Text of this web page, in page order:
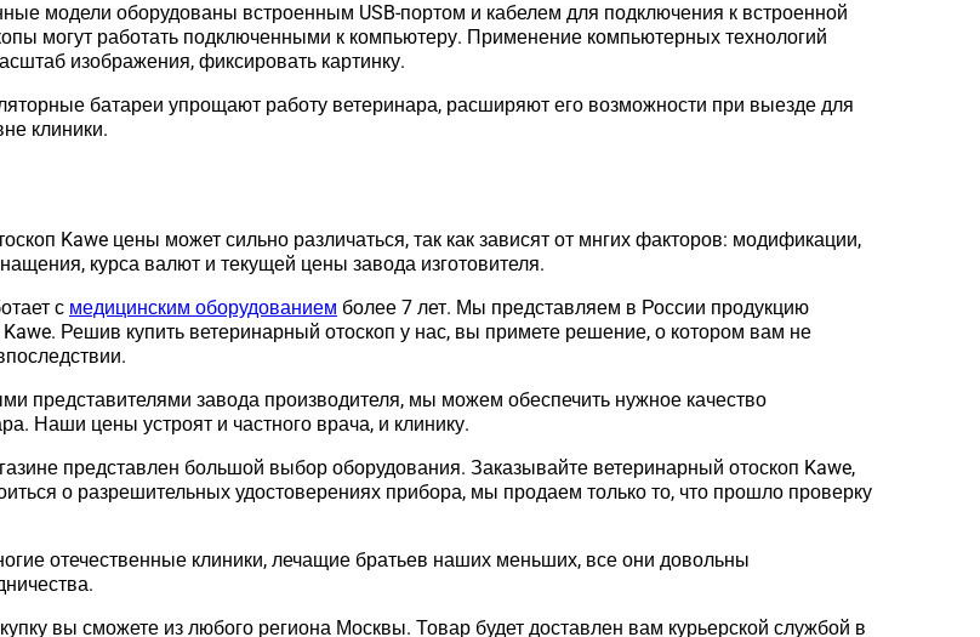
модели оборудованы встроенным USB-портом и кабелем для подключения к встроенной
могут работать подключенными к компьютеру. Применение компьютерных технологий
изображения, фиксировать картинку.
батареи упрощают работу ветеринара, расширяют его возможности при выезде для
клиники.
Kawe цены может сильно различаться, так как зависят от мнгих факторов: модификации,
курса валют и текущей цены завода изготовителя.
с медицинским оборудованием более 7 лет. Мы представляем в России продукцию
Решив купить ветеринарный отоскоп у нас, вы примете решение, о котором вам не
представителями завода производителя, мы можем обеспечить нужное качество
Наши цены устроят и частного врача, и клинику.
представлен большой выбор оборудования. Заказывайте ветеринарный отоскоп Kawe,
о разрешительных удостоверениях прибора, мы продаем только то, что прошло проверку
отечественные клиники, лечащие братьев наших меньших, все они довольны
вы сможете из любого региона Москвы. Товар будет доставлен вам курьерской службой в